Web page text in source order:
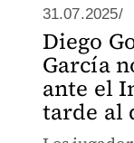
31.07.2025/
Diego
García
ante el
tarde al